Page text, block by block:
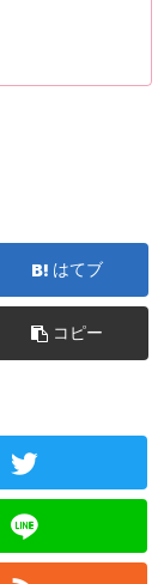
はてブ
コピー